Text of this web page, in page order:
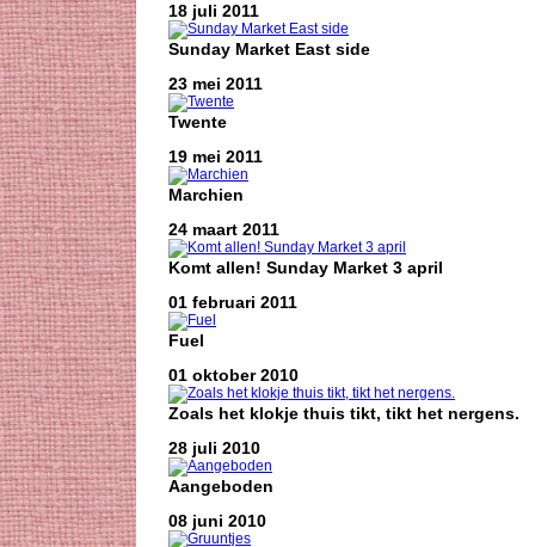
18 juli 2011
Sunday Market East side
23 mei 2011
Twente
19 mei 2011
Marchien
24 maart 2011
Komt allen! Sunday Market 3 april
01 februari 2011
Fuel
01 oktober 2010
Zoals het klokje thuis tikt, tikt het nergens.
28 juli 2010
Aangeboden
08 juni 2010